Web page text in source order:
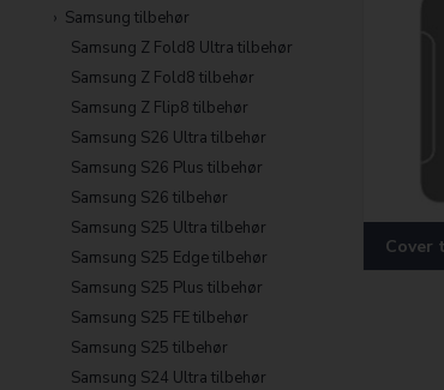
Samsung tilbehør
Samsung Z Fold8 Ultra tilbehør
Samsung Z Fold8 tilbehør
Samsung Z Flip8 tilbehør
Samsung S26 Ultra tilbehør
Samsung S26 Plus tilbehør
Samsung S26 tilbehør
Samsung S25 Ultra tilbehør
Samsung S25 Edge tilbehør
Samsung S25 Plus tilbehør
Samsung S25 FE tilbehør
Samsung S25 tilbehør
Samsung S24 Ultra tilbehør
Cover